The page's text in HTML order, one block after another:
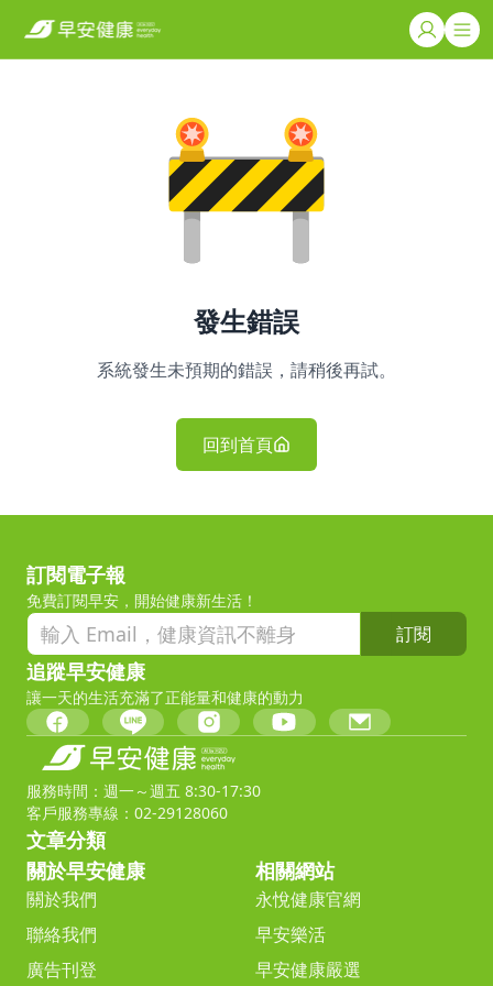
發生錯誤
系統發生未預期的錯誤，請稍後再試。
回到首頁
訂閱電子報
免費訂閱早安，開始健康新生活！
訂閱
追蹤早安健康
讓一天的生活充滿了正能量和健康的動力
服務時間：週一～週五 8:30-17:30
客戶服務專線：02-29128060
文章分類
關於早安健康
關於我們
聯絡我們
廣告刊登
相關網站
永悅健康官網
早安樂活
早安健康嚴選